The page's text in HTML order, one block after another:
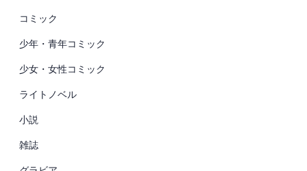
コミック
少年・青年コミック
少女・女性コミック
ライトノベル
小説
雑誌